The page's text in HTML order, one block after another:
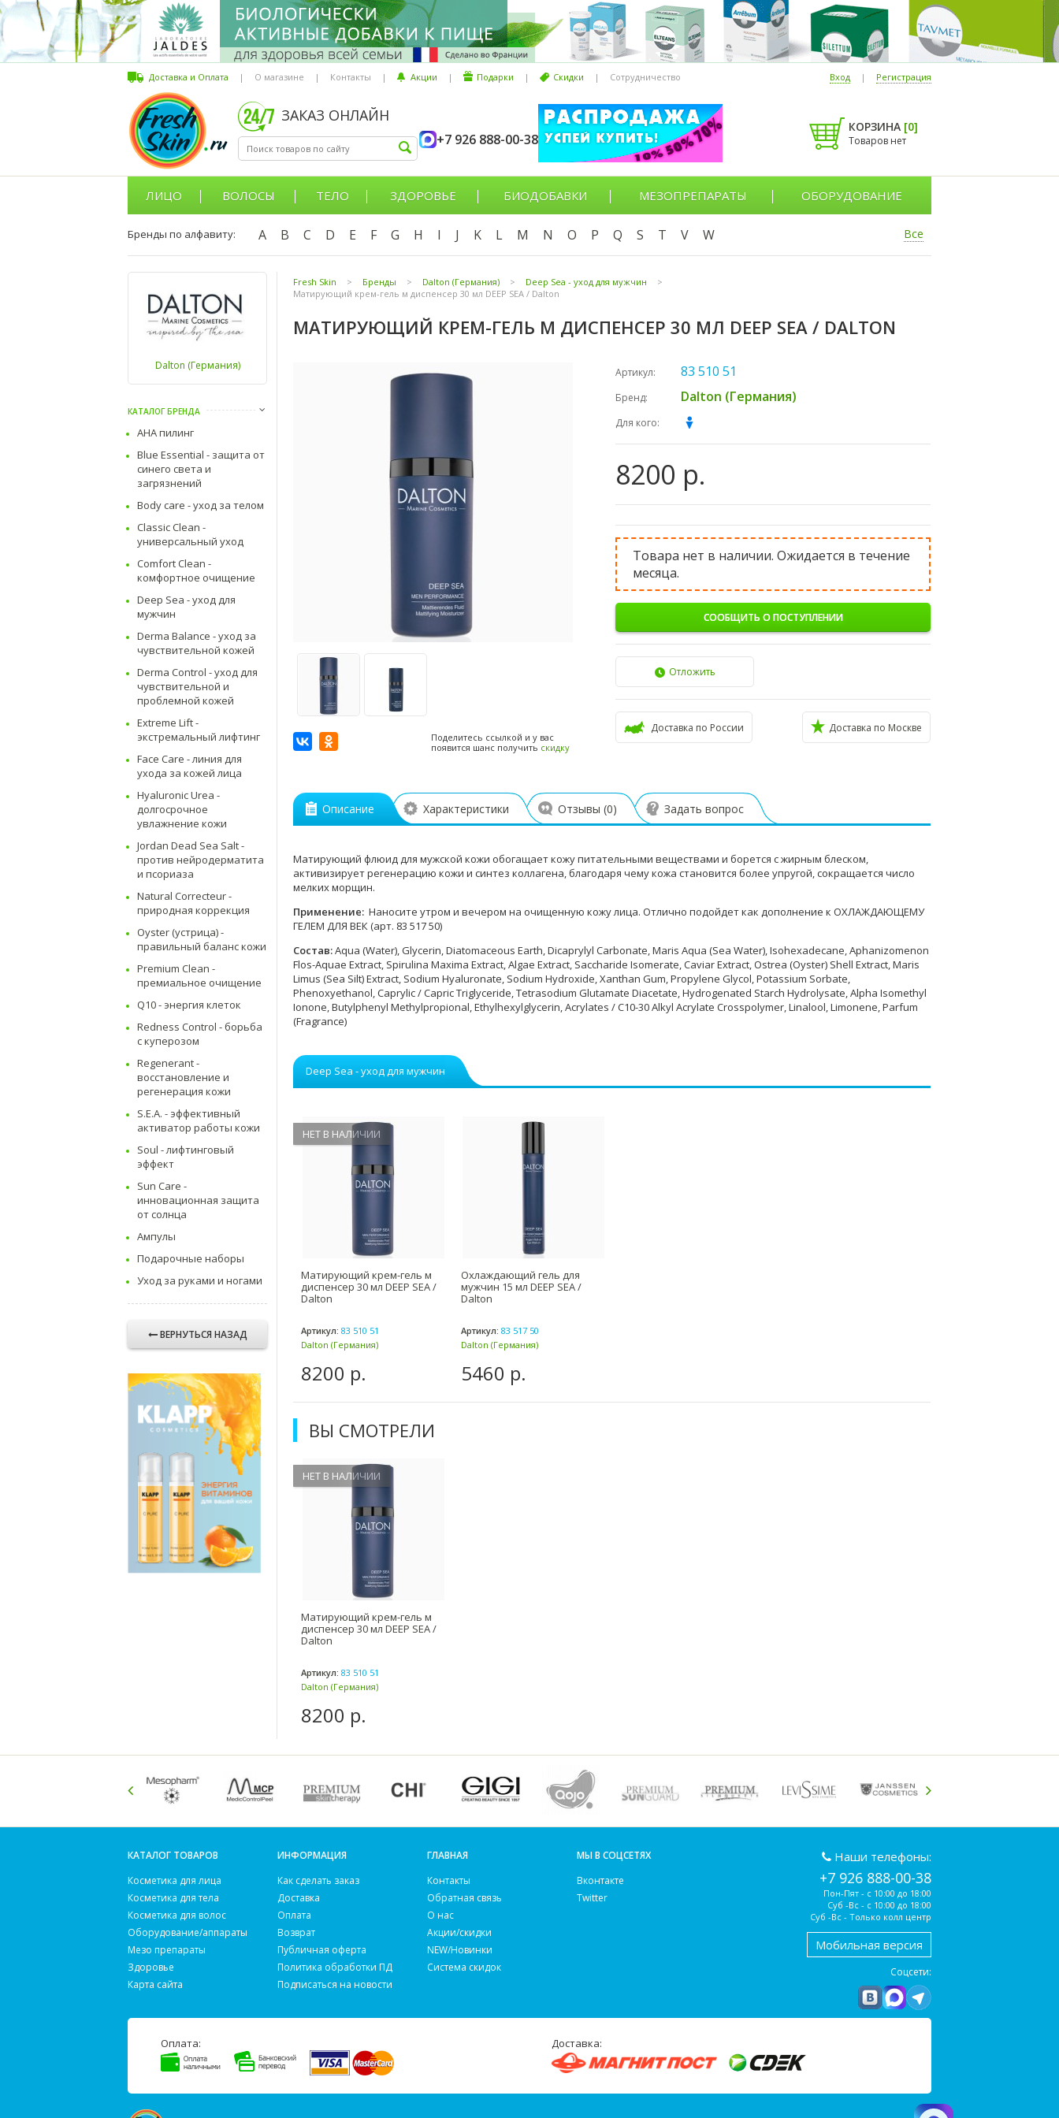
Доставка и Оплата | О магазине | Контакты | Акции | Подарки | Скидки | Сотрудничество Вход | Регистрация
ЗАКАЗ ОНЛАЙН
+7 926 888-00-38
КОРЗИНА [0]
Товаров нет
ЛИЦО ВОЛОСЫ ТЕЛО ЗДОРОВЬЕ БИОДОБАВКИ МЕЗОПРЕПАРАТЫ ОБОРУДОВАНИЕ
Бренды по алфавиту: A B C D E F G H I J K L M N O P Q S T V W Все
Dalton (Германия)
КАТАЛОГ БРЕНДА
AHA пилинг
Blue Essential - защита от
синего света и
загрязнений
Body care - уход за телом
Classic Clean -
универсальный уход
Comfort Clean -
комфортное очищение
Deep Sea - уход для
мужчин
Derma Balance - уход за
чувствительной кожей
Derma Control - уход для
чувствительной и
проблемной кожей
Extreme Lift -
экстремальный лифтинг
Face Care - линия для
ухода за кожей лица
Hyaluronic Urea -
долгосрочное
увлажнение кожи
Jordan Dead Sea Salt -
против нейродерматита
и псориаза
Natural Correcteur -
природная коррекция
Oyster (устрица) -
правильный баланс кожи
Premium Clean -
премиальное очищение
Q10 - энергия клеток
Redness Control - борьба
с куперозом
Regenerant -
восстановление и
регенерация кожи
S.E.A. - эффективный
активатор работы кожи
Soul - лифтинговый
эффект
Sun Care -
инновационная защита
от солнца
Ампулы
Подарочные наборы
Уход за руками и ногами
ВЕРНУТЬСЯ НАЗАД
Fresh Skin > Бренды > Dalton (Германия) > Deep Sea - уход для мужчин
>
Матирующий крем-гель м диспенсер 30 мл DEEP SEA / Dalton
МАТИРУЮЩИЙ КРЕМ-ГЕЛЬ М ДИСПЕНСЕР 30 МЛ DEEP SEA / DALTON
Поделитесь ссылкой и у вас
появится шанс получить скидку
Артикул: 83 510 51
Бренд: Dalton (Германия)
Для кого:
8200 р.
Товара нет в наличии. Ожидается в течение
месяца.
СООБЩИТЬ О ПОСТУПЛЕНИИ
Отложить
Доставка по России Доставка по Москве
Описание Характеристики Отзывы (0) Задать вопрос
Матирующий флюид для мужской кожи обогащает кожу питательными веществами и борется с жирным блеском,
активизирует регенерацию кожи и синтез коллагена, благодаря чему кожа становится более упругой, сокращается число
мелких морщин.
Применение: Наносите утром и вечером на очищенную кожу лица. Отлично подойдет как дополнение к ОХЛАЖДАЮЩЕМУ
ГЕЛЕМ ДЛЯ ВЕК (арт. 83 517 50)
Состав:Aqua (Water), Glycerin, Diatomaceous Earth, Dicaprylyl Carbonate, Maris Aqua (Sea Water), Isohexadecane, Aphanizomenon
Flos-Aquae Extract, Spirulina Maxima Extract, Algae Extract, Saccharide Isomerate, Caviar Extract, Ostrea (Oyster) Shell Extract, Maris
Limus (Sea Silt) Extract, Sodium Hyaluronate, Sodium Hydroxide, Xanthan Gum, Propylene Glycol, Potassium Sorbate,
Phenoxyethanol, Caprylic / Capric Triglyceride, Tetrasodium Glutamate Diacetate, Hydrogenated Starch Hydrolysate, Alpha Isomethyl
Ionone, Butylphenyl Methylpropional, Ethylhexylglycerin, Acrylates / C10-30 Alkyl Acrylate Crosspolymer, Linalool, Limonene, Parfum
(Fragrance)
Deep Sea - уход для мужчин
НЕТ В НАЛИЧИИ
Матирующий крем-гель м
диспенсер 30 мл DEEP SEA /
Dalton
Артикул: 83 510 51
Dalton (Германия)
8200 р.
Охлаждающий гель для
мужчин 15 мл DEEP SEA /
Dalton
Артикул: 83 517 50
Dalton (Германия)
5460 р.
ВЫ СМОТРЕЛИ
НЕТ В НАЛИЧИИ
Матирующий крем-гель м
диспенсер 30 мл DEEP SEA /
Dalton
Артикул: 83 510 51
Dalton (Германия)
8200 р.
КАТАЛОГ ТОВАРОВ
Косметика для лица
Косметика для тела
Косметика для волос
Оборудование/аппараты
Мезо препараты
Здоровье
Карта сайта
ИНФОРМАЦИЯ
Как сделать заказ
Доставка
Оплата
Возврат
Публичная оферта
Политика обработки ПД
Подписаться на новости
ГЛАВНАЯ
Контакты
Обратная связь
О нас
Акции/скидки
NEW/Новинки
Система скидок
МЫ В СОЦСЕТЯХ
Вконтакте
Twitter
Наши телефоны:
+7 926 888-00-38
Пон-Пят - с 10:00 до 18:00
Суб -Вс - с 10:00 до 18:00
Суб -Вс - Только колл центр
Мобильная версия
Соцсети:
Оплата: Доставка: